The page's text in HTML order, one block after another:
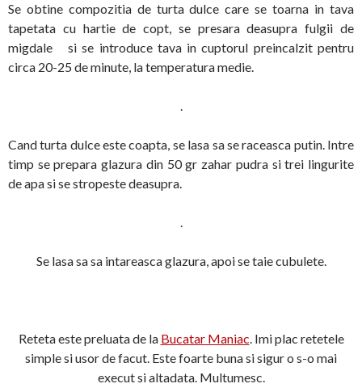
Se obtine compozitia de turta dulce care se toarna in tava
tapetata cu hartie de copt, se presara deasupra fulgii de
migdale si se introduce tava in cuptorul preincalzit pentru
circa 20-25 de minute, la temperatura medie.
.
Cand turta dulce este coapta, se lasa sa se raceasca putin. Intre
timp se prepara glazura din 50 gr zahar pudra si trei lingurite
de apa si se stropeste deasupra.
.
Se lasa sa sa intareasca glazura, apoi se taie cubulete.
Reteta este preluata de la Bucatar Maniac. Imi plac retetele
simple si usor de facut. Este foarte buna si sigur o s-o mai
execut si altadata. Multumesc.